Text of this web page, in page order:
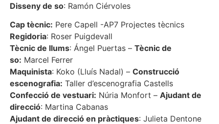
Disseny de so: Ramón Ciérvoles
Cap tècnic: Pere Capell -AP7 Projectes tècnics
Regidoria: Roser Puigdevall
Tècnic de llums: Ángel Puertas – Tècnic de
so: Marcel Ferrer
Maquinista: Koko (Lluís Nadal) – Construcció
escenografia: Taller d’escenografia Castells
Confecció de vestuari: Núria Monfort – Ajudant de
direcció: Martina Cabanas
Ajudant de direcció en pràctiques: Julieta Dentone